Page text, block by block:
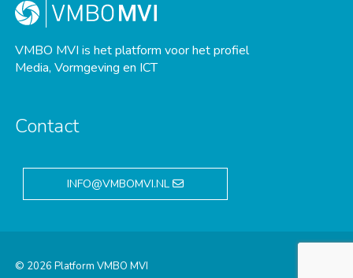
VMBO MVI is het platform voor het profiel
Media, Vormgeving en ICT
Contact
INFO@VMBOMVI.NL
© 2026 Platform VMBO MVI